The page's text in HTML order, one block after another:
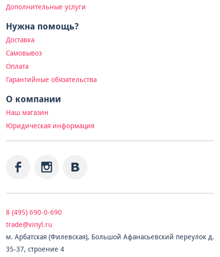
Дополнительные услуги
Нужна помощь?
Доставка
Самовывоз
Оплата
Гарантийные обязательства
О компании
Наш магазин
Юридическая информация
8 (495) 690-0-690
trade@vinyl.ru
м. Арбатская (Филевская), Большой Афанасьевский переулок д.
35-37, строение 4